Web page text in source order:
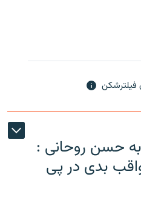
حسن روحانی :
بدی در پی